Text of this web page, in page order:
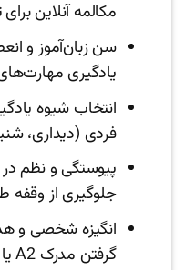
مکالمه آنلاین
سن زبان‌آموز و
یادگیری
انتخاب شیوه
فردی (دیداری،
پیوستگی و نظم
جلوگیری از وقفه
انگیزه شخصی و